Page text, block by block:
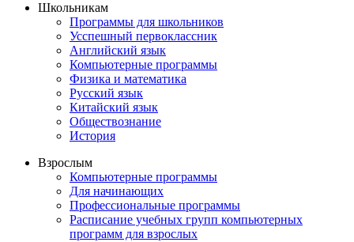
Школьникам
Программы для школьников
Усспешный первоклассник
Английский язык
Компьютерные программы
Физика и математика
Русский язык
Китайский язык
Обществознание
История
Взрослым
Компьютерные программы
Для начинающих
Профессиональные программы
Расписание учебных групп компьютерных
программ для взрослых